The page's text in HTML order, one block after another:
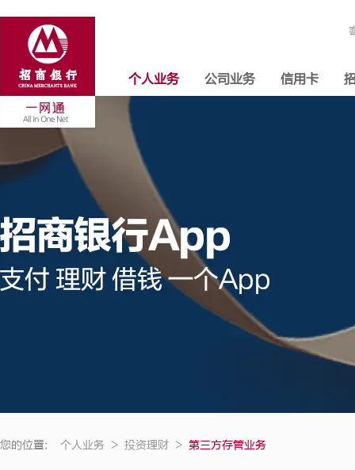
个人业务 公司业务 信用卡
您的位置: 个人业务 > 投资理财 > 第三方存管业务